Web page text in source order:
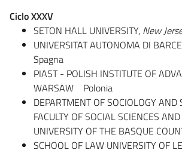
Ciclo XXXV
SETON HALL UNIVERSITY, New
UNIVERSITAT AUTONOMA DI
Spagna
PIAST - POLISH INSTITUTE OF
WARSAW Polonia
DEPARTMENT OF SOCIOLOGY AND
FACULTY OF SOCIAL SCIENCES
UNIVERSITY OF THE BASQUE
SCHOOL OF LAW UNIVERSITY OF